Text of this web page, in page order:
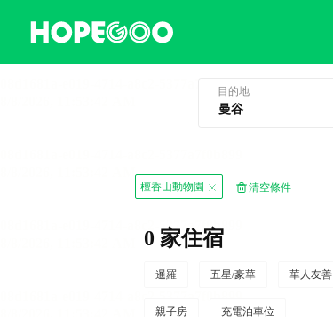
目的地
檀香山動物園 清空條件
0 家住宿
暹羅 五星/豪華 華人友善
親子房 充電泊車位